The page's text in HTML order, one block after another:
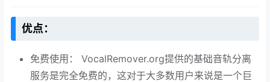
优点：
免费使用： VocalRemover.org提供的基础音轨分离
服务是完全免费的，这对于大多数用户来说是一个巨